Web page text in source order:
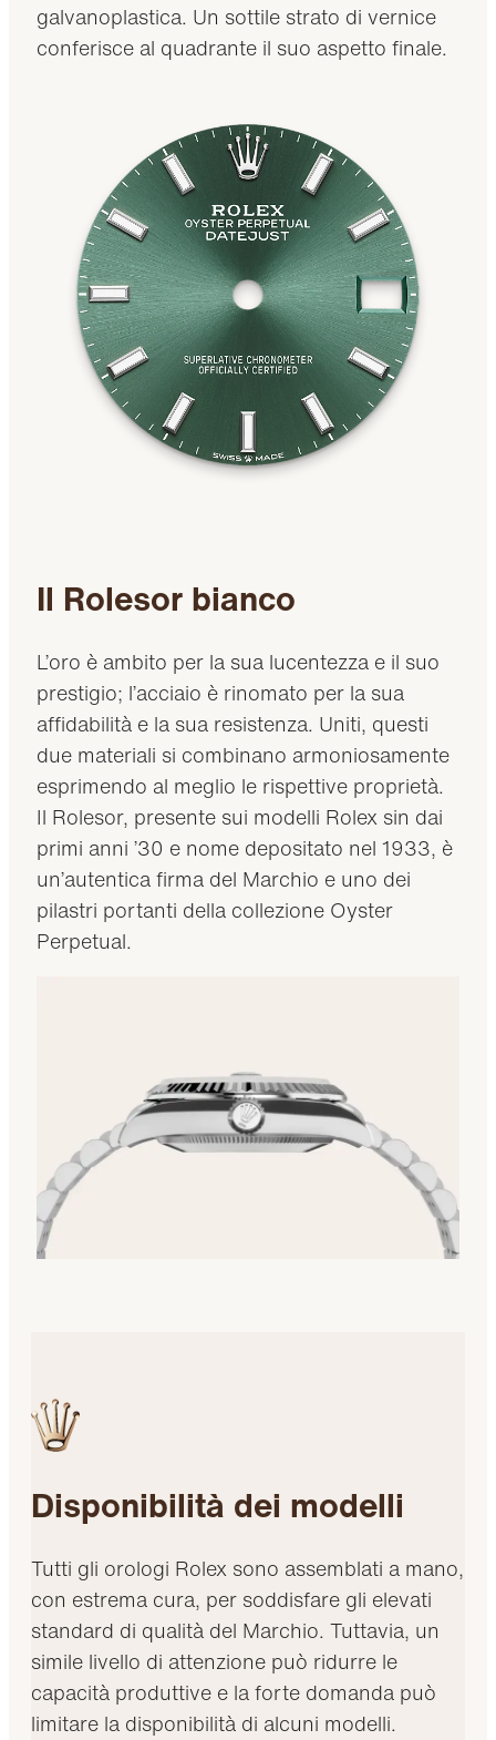
galvanoplastica. Un sottile strato di vernice
conferisce al quadrante il suo aspetto finale.
Il Rolesor bianco
L’oro è ambito per la sua lucentezza e il suo
prestigio; l’acciaio è rinomato per la sua
affidabilità e la sua resistenza. Uniti, questi
due materiali si combinano armoniosamente
esprimendo al meglio le rispettive proprietà.
Il Rolesor, presente sui modelli Rolex sin dai
primi anni ’30 e nome depositato nel 1933, è
un’autentica firma del Marchio e uno dei
pilastri portanti della collezione Oyster
Perpetual.
Disponibilità dei modelli
Tutti gli orologi Rolex sono assemblati a mano,
con estrema cura, per soddisfare gli elevati
standard di qualità del Marchio. Tuttavia, un
simile livello di attenzione può ridurre le
capacità produttive e la forte domanda può
limitare la disponibilità di alcuni modelli.